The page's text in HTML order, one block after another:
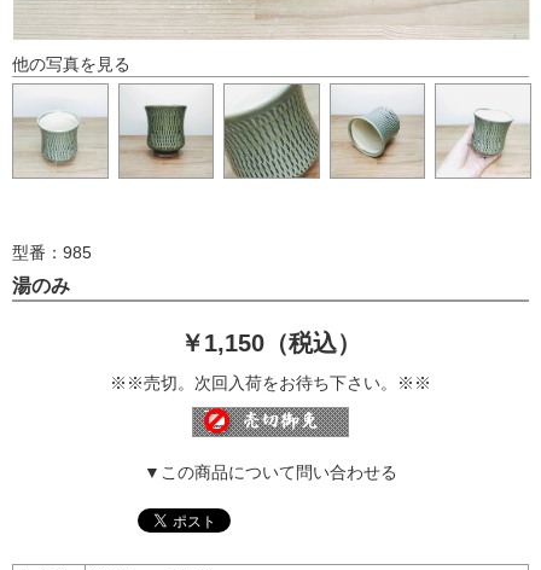
他の写真を見る
型番：985
湯のみ
￥1,150（税込）
※※売切。次回入荷をお待ち下さい。※※
▼この商品について問い合わせる